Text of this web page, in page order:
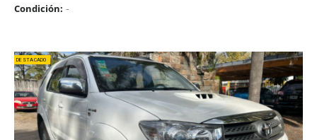
Condición: -
DESTACADO